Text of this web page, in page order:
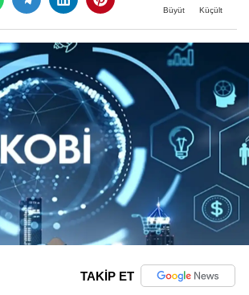
Büyüt Küçült
TAKİP ET